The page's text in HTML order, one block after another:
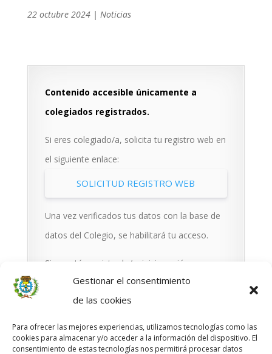
Gestionar el consentimiento
de las cookies
Para ofrecer las mejores experiencias, utilizamos tecnologías como las
cookies para almacenar y/o acceder a la información del dispositivo. El
consentimiento de estas tecnologías nos permitirá procesar datos
22 octubre 2024| Noticias
Contenido accesible únicamente a
colegiados registrados.
Si eres colegiado/a, solicita tu registro web en
el siguiente enlace:
SOLICITUD REGISTRO WEB
Una vez verificados tus datos con la base de
datos del Colegio, se habilitará tu acceso.
Si ya estás registrado/a, inicia sesión a
continuación.
[um_login]